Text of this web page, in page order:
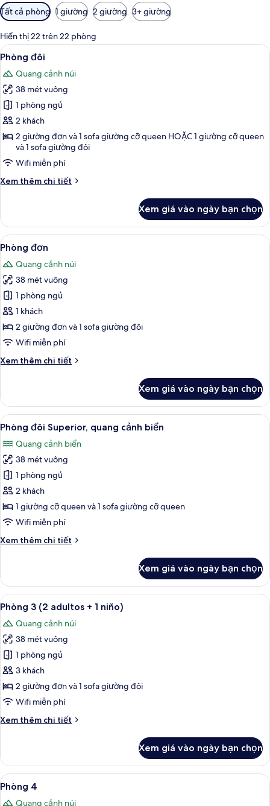
Bộ
lọc
có
thể
dùng
để
lọc
tìm
phòng
Tất cả phòng 1 giường 2 giường 3+ giường
Hiển thị 22 trên 22 phòng
Xem
tất
cả
ảnh
Phòng
đôi
Két bảo mật tại phòng, bàn, nôi
5
Phòng đôi
Quang cảnh núi
38 mét vuông
1 phòng ngủ
2 khách
2 giường đơn và 1 sofa giường cỡ queen HOẶC 1 giường cỡ queen
và 1 sofa giường đôi
Wifi miễn phí
Xem thêm chi tiết
Chi
Phòng
đôi
Xem giá vào ngày bạn chọn
Xem
tất
cả
ảnh
Phòng
đơn
Két bảo mật tại phòng, bàn, nôi
5
Phòng đơn
Quang cảnh núi
38 mét vuông
1 phòng ngủ
1 khách
2 giường đơn và 1 sofa giường đôi
Wifi miễn phí
Xem thêm chi tiết
Chi
Phòng
đơn
Xem giá vào ngày bạn chọn
Xem
tất
cả
ảnh
Phòng
đôi
Superior,
quang
biển
Két bảo mật tại phòng, bàn, nôi
4
Phòng đôi Superior, quang cảnh biển
Quang cảnh biển
38 mét vuông
1 phòng ngủ
2 khách
1 giường cỡ queen và 1 sofa giường cỡ queen
Wifi miễn phí
Xem thêm chi tiết
Chi
Phòng
đôi
Superior,
quang
cảnh
biển
Xem giá vào ngày bạn chọn
Xem
tất
cả
ảnh
Phòng
3
(2
adultos
1
Két bảo mật tại phòng, bàn, nôi
5
Phòng 3 (2 adultos + 1 niño)
Quang cảnh núi
38 mét vuông
1 phòng ngủ
3 khách
2 giường đơn và 1 sofa giường đôi
Wifi miễn phí
Xem thêm chi tiết
Chi
Phòng
(2
adultos
Xem giá vào ngày bạn chọn
Xem
tất
Két bảo mật tại phòng, bàn, nôi
6
Phòng 4
Quang cảnh núi